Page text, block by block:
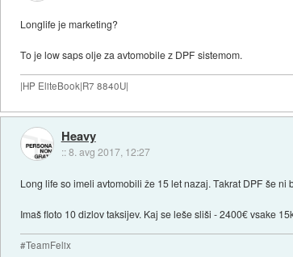
Longlife je marketing?
To je low saps olje za avtomobile z DPF sistemom.
|HP EliteBook|R7 8840U|
Heavy
::8. avg 2017, 12:27
Long life so imeli avtomobili že 15 let nazaj. Takrat DPF še ni
Imaš floto 10 dizlov taksijev. Kaj se leše sliši - 2400€ vsake
#TeamFelix